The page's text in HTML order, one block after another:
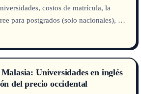
costos de matrícula, la
para postgrados (solo nacionales), la
de hasta 3 años tras graduarte y
Universidades en inglés
del precio occidental